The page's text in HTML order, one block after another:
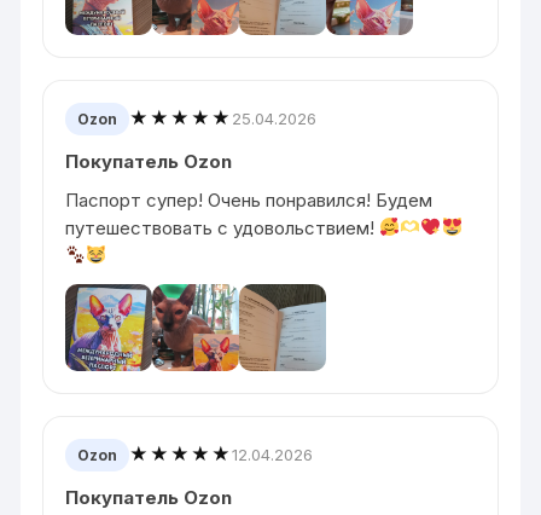
Ozon ★★★★★ 25.04.2026
Покупатель Ozon
Паспорт супер! Очень понравился! Будем
путешествовать с удовольствием!
Ozon ★★★★★12.04.2026
Покупатель Ozon